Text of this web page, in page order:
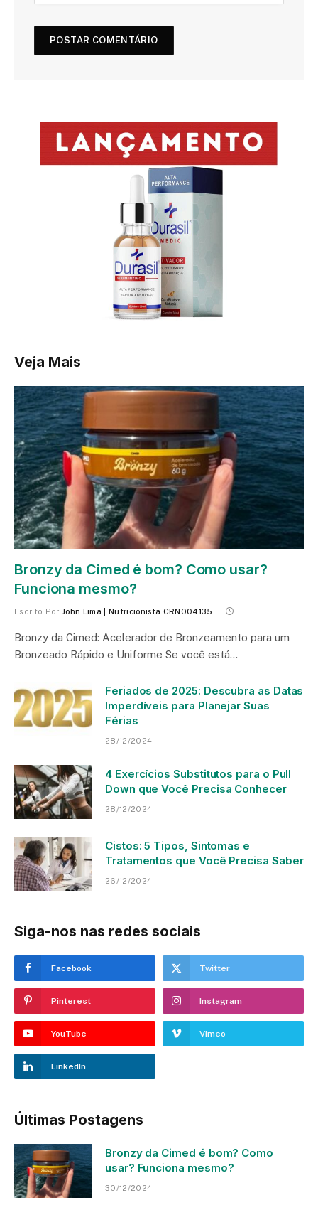
Veja Mais
Bronzy da Cimed é bom? Como usar?
Funciona mesmo?
Escrito Por John Lima | Nutricionista CRN004135
Bronzy da Cimed: Acelerador de Bronzeamento para um
Bronzeado Rápido e Uniforme Se você está…
Feriados de 2025: Descubra as Datas
Imperdíveis para Planejar Suas
Férias
28/12/2024
4 Exercícios Substitutos para o Pull
Down que Você Precisa Conhecer
28/12/2024
Cistos: 5 Tipos, Sintomas e
Tratamentos que Você Precisa Saber
26/12/2024
Siga-nos nas redes sociais
Facebook Twitter
Pinterest Instagram
YouTube Vimeo
LinkedIn
Últimas Postagens
Bronzy da Cimed é bom? Como
usar? Funciona mesmo?
30/12/2024